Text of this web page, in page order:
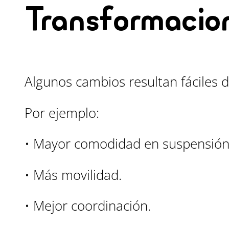
Algunos cambios resultan fáciles
Por ejemplo:
• Mayor comodidad en
• Más movilidad.
• Mejor coordinación.